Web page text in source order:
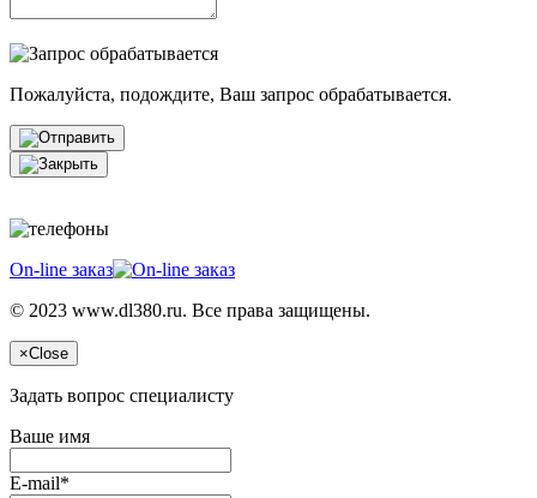
Пожалуйста, подождите, Ваш запрос обрабатывается.
On-line заказ
© 2023 www.dl380.ru. Все права защищены.
×Close
Задать вопрос специалисту
Ваше имя
E-mail*